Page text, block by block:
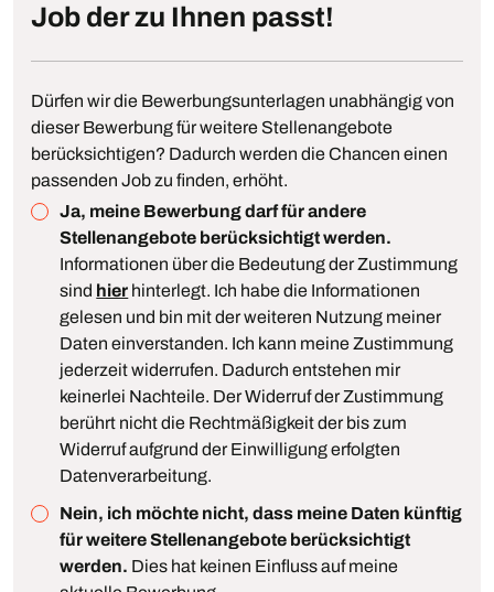
Job der zu Ihnen passt!
Dürfen wir die Bewerbungsunterlagen unabhängig von
dieser Bewerbung für weitere Stellenangebote
berücksichtigen? Dadurch werden die Chancen einen
passenden Job zu finden, erhöht.
Ja, meine Bewerbung darf für andere
Stellenangebote berücksichtigt werden.
Informationen über die Bedeutung der Zustimmung
sind hier hinterlegt. Ich habe die Informationen
gelesen und bin mit der weiteren Nutzung meiner
Daten einverstanden. Ich kann meine Zustimmung
jederzeit widerrufen. Dadurch entstehen mir
keinerlei Nachteile. Der Widerruf der Zustimmung
berührt nicht die Rechtmäßigkeit der bis zum
Widerruf aufgrund der Einwilligung erfolgten
Datenverarbeitung.
Nein, ich möchte nicht, dass meine Daten künftig
für weitere Stellenangebote berücksichtigt
werden. Dies hat keinen Einfluss auf meine